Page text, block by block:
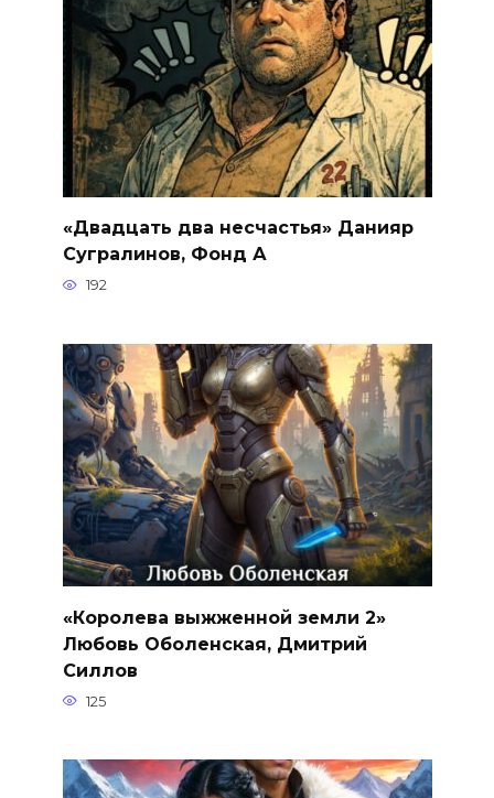
«Двадцать два несчастья» Данияр
Сугралинов, Фонд А
192
«Королева выжженной земли 2»
Любовь Оболенская, Дмитрий
Силлов
125